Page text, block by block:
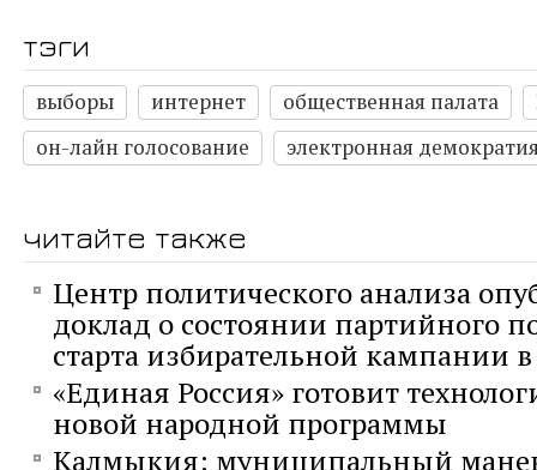
тэги
выборы интернет общественная палата
он-лайн голосование
электронная
читайте также
Центр политического анализа
доклад о состоянии партийного
старта избирательной кампании
«Единая Россия» готовит
новой народной программы
Калмыкия: муниципальный